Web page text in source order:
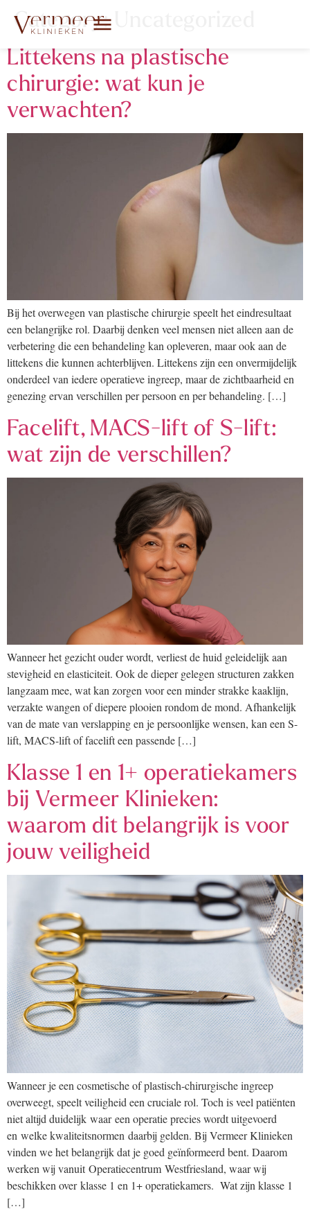
Category:
Littekens na plastische
chirurgie: wat kun je
verwachten?
Bij het overwegen van plastische chirurgie speelt het eindresultaat
een belangrijke rol. Daarbij denken veel mensen niet alleen aan de
verbetering die een behandeling kan opleveren, maar ook aan de
littekens die kunnen achterblijven. Littekens zijn een onvermijdelijk
onderdeel van iedere operatieve ingreep, maar de zichtbaarheid en
genezing ervan verschillen per persoon en per behandeling. […]
Facelift, MACS-lift of S-lift:
wat zijn de verschillen?
Wanneer het gezicht ouder wordt, verliest de huid geleidelijk aan
stevigheid en elasticiteit. Ook de dieper gelegen structuren zakken
langzaam mee, wat kan zorgen voor een minder strakke kaaklijn,
verzakte wangen of diepere plooien rondom de mond. Afhankelijk
van de mate van verslapping en je persoonlijke wensen, kan een S-
lift, MACS-lift of facelift een passende […]
Klasse 1 en 1+ operatiekamers
bij Vermeer Klinieken:
waarom dit belangrijk is voor
jouw veiligheid
Wanneer je een cosmetische of plastisch-chirurgische ingreep
overweegt, speelt veiligheid een cruciale rol. Toch is veel patiënten
niet altijd duidelijk waar een operatie precies wordt uitgevoerd
en welke kwaliteitsnormen daarbij gelden. Bij Vermeer Klinieken
vinden we het belangrijk dat je goed geïnformeerd bent. Daarom
werken wij vanuit Operatiecentrum Westfriesland, waar wij
beschikken over klasse 1 en 1+ operatiekamers. Wat zijn klasse 1
[…]